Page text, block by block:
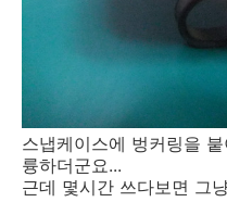
스냅케이스에 벙커링을
륭하더군요...
근데 몇시간 쓰다보면 그